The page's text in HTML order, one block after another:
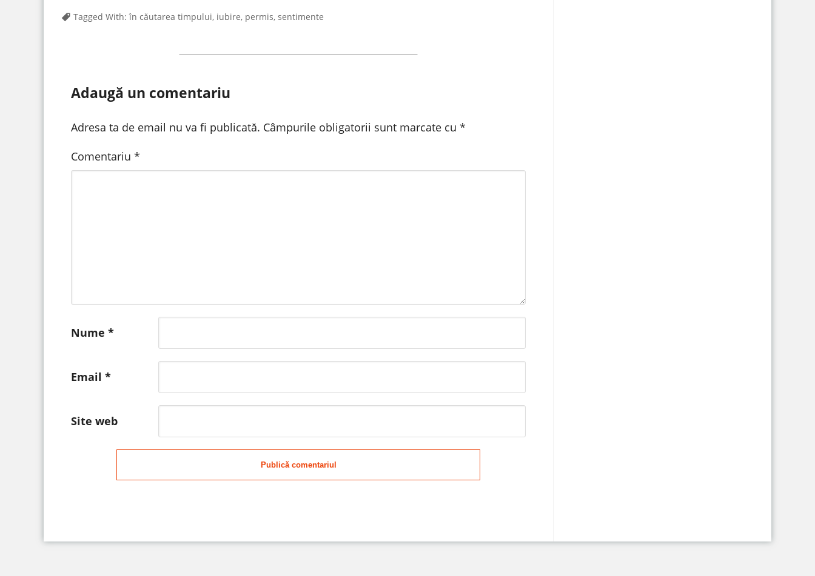
Tagged With:în căutarea timpului, iubire, permis, sentimente
Adaugă un comentariu
Adresa ta de email nu va fi publicată. Câmpurile obligatorii sunt marcate cu *
Comentariu *
Nume *
Email *
Site web
Publică comentariul